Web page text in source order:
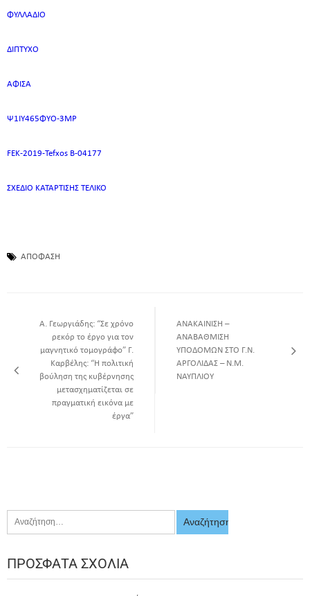
ΦΥΛΛΑΔΙΟ
ΔΙΠΤΥΧΟ
ΑΦΙΣΑ
Ψ1ΙΥ465ΦΥΟ-3ΜΡ
FEK-2019-Tefxos B-04177
ΣΧΕΔΙΟ ΚΑΤΑΡΤΙΣΗΣ ΤΕΛΙΚΟ
ΑΠΟΦΑΣΗ
Α. Γεωργιάδης: “Σε χρόνο
ρεκόρ το έργο για τον
μαγνητικό τομογράφο” Γ.
Καρβέλης: “Η πολιτική
βούληση της κυβέρνησης
μετασχηματίζεται σε
πραγματική εικόνα με
έργα”
ΑΝΑΚΑΙΝΙΣΗ –
ΑΝΑΒΑΘΜΙΣΗ
ΥΠΟΔΟΜΩΝ ΣΤΟ Γ.Ν.
ΑΡΓΟΛΙΔΑΣ – Ν.Μ.
ΝΑΥΠΛΙΟΥ
ΠΡΌΣΦΑΤΑ ΣΧΌΛΙΑ